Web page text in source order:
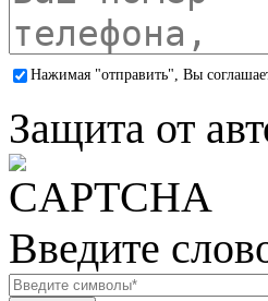
Нажимая "отправить", Вы
Защита от
Введите